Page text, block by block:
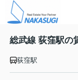
総武線 荻窪駅の
荻窪駅